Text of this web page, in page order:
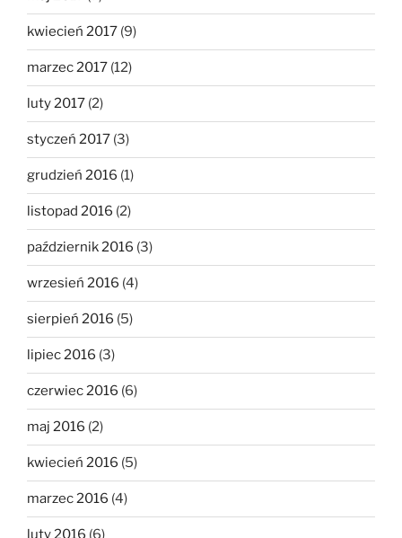
kwiecień 2017 (9)
marzec 2017 (12)
luty 2017 (2)
styczeń 2017 (3)
grudzień 2016 (1)
listopad 2016 (2)
październik 2016 (3)
wrzesień 2016 (4)
sierpień 2016 (5)
lipiec 2016 (3)
czerwiec 2016 (6)
maj 2016 (2)
kwiecień 2016 (5)
marzec 2016 (4)
luty 2016 (6)